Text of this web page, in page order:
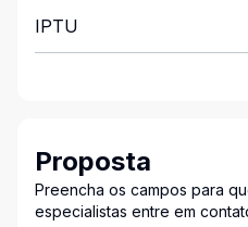
IPTU
Proposta
Preencha os campos para
especialistas entre em